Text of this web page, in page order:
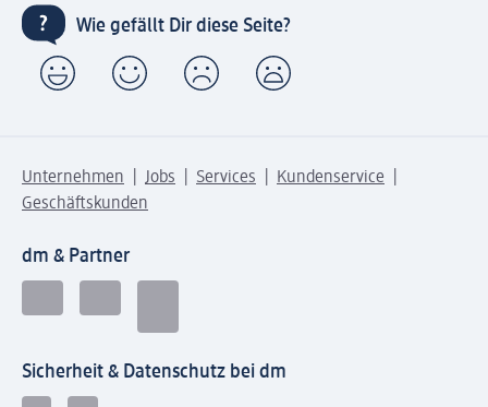
Wie gefällt Dir diese Seite?
Unternehmen Jobs Services
Kundenservice
Geschäftskunden
dm & Partner
Sicherheit & Datenschutz bei dm